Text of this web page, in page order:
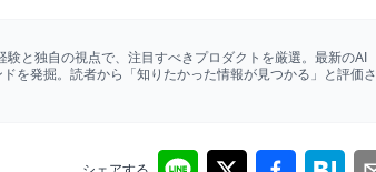
と独自の視点で、注目すべきプロダクトを厳選。最新のAI
を発掘。読者から「知りたかった情報が見つかる」と評価さ